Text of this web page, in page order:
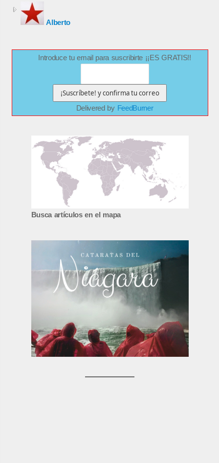
Alberto
Introduce tu email para suscribirte ¡¡ES GRATIS!!
Delivered by FeedBurner
Busca artículos en el mapa